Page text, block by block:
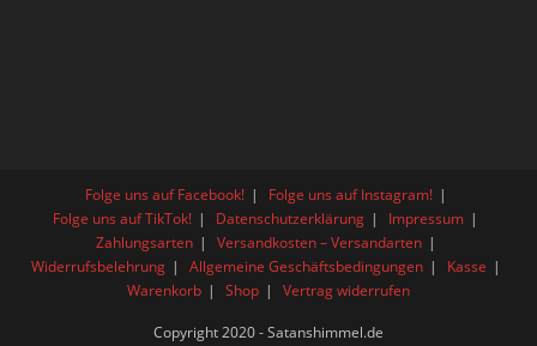
Folge uns auf Facebook!
Folge uns auf Instagram!
Folge uns auf TikTok!
Datenschutzerklärung
Impressum
Zahlungsarten
Versandkosten – Versandarten
Widerrufsbelehrung
Allgemeine Geschäftsbedingungen
Kasse
Warenkorb
Shop Vertrag widerrufen
Copyright 2020 - Satanshimmel.de